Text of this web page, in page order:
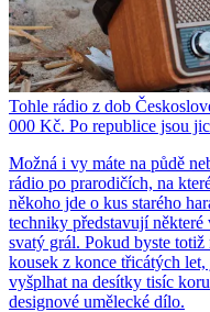
Tohle rádio z dob
000 Kč. Po republice jsou
Možná i vy máte na půdě
rádio po prarodičích, na
někoho jde o kus starého
techniky představují
svatý grál. Pokud byste
kousek z konce třicátých let,
vyšplhat na desítky tisíc
designové umělecké dílo.